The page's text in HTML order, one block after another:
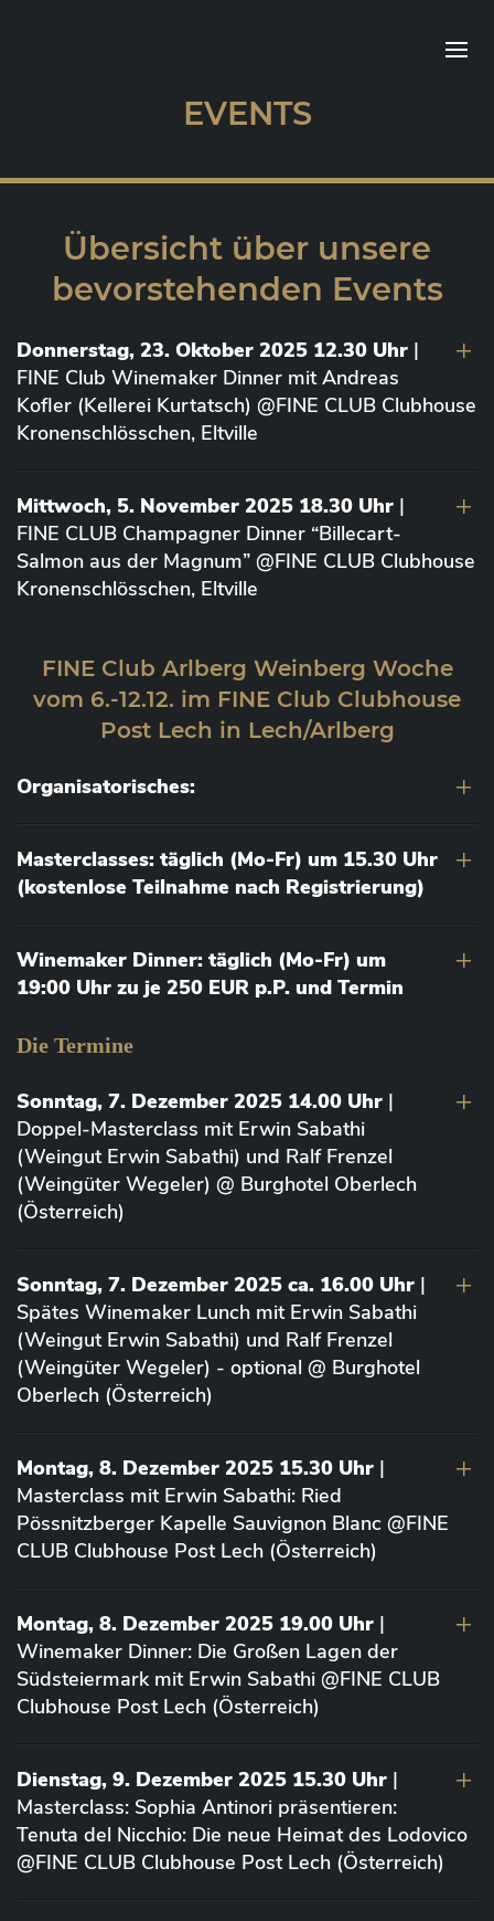
EVENTS
Übersicht über unsere
bevorstehenden Events
Donnerstag, 23. Oktober 2025 12.30 Uhr |
FINE Club Winemaker Dinner mit Andreas
Kofler (Kellerei Kurtatsch) @FINE CLUB Clubhouse
Kronenschlösschen, Eltville
Mittwoch, 5. November 2025 18.30 Uhr |
FINE CLUB Champagner Dinner “Billecart-
Salmon aus der Magnum” @FINE CLUB Clubhouse
Kronenschlösschen, Eltville
FINE Club Arlberg Weinberg Woche
vom 6.-12.12. im FINE Club Clubhouse
Post Lech in Lech/Arlberg
Organisatorisches:
Masterclasses: täglich (Mo-Fr) um 15.30 Uhr
(kostenlose Teilnahme nach Registrierung)
Winemaker Dinner: täglich (Mo-Fr) um
19:00 Uhr zu je 250 EUR p.P. und Termin
Die Termine
Sonntag, 7. Dezember 2025 14.00 Uhr |
Doppel-Masterclass mit Erwin Sabathi
(Weingut Erwin Sabathi) und Ralf Frenzel
(Weingüter Wegeler) @ Burghotel Oberlech
(Österreich)
Sonntag, 7. Dezember 2025 ca. 16.00 Uhr |
Spätes Winemaker Lunch mit Erwin Sabathi
(Weingut Erwin Sabathi) und Ralf Frenzel
(Weingüter Wegeler) - optional @ Burghotel
Oberlech (Österreich)
Montag, 8. Dezember 2025 15.30 Uhr |
Masterclass mit Erwin Sabathi: Ried
Pössnitzberger Kapelle Sauvignon Blanc @FINE
CLUB Clubhouse Post Lech (Österreich)
Montag, 8. Dezember 2025 19.00 Uhr |
Winemaker Dinner: Die Großen Lagen der
Südsteiermark mit Erwin Sabathi @FINE CLUB
Clubhouse Post Lech (Österreich)
Dienstag, 9. Dezember 2025 15.30 Uhr |
Masterclass: Sophia Antinori präsentieren:
Tenuta del Nicchio: Die neue Heimat des Lodovico
@FINE CLUB Clubhouse Post Lech (Österreich)